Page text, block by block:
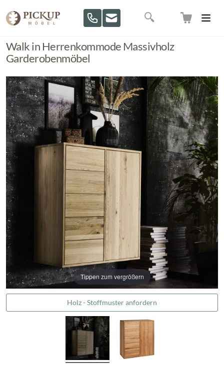
Suche
Walk in Herrenkommode Massivholz
Garderobenmöbel
Tippen zum vergrößern
Holz - Stoffmuster anfordern